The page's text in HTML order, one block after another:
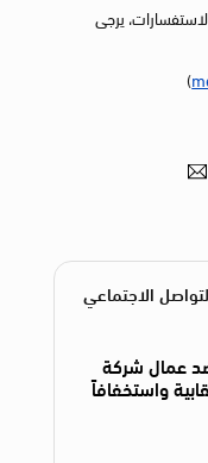
يرجى
)
الاجتماعي
ضد عمال شركة
واستخفافاً